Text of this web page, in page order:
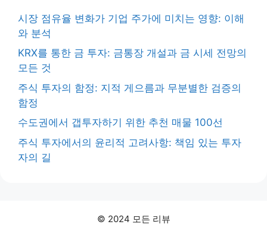
시장 점유율 변화가 기업 주가에 미치는 영향: 이해
와 분석
KRX를 통한 금 투자: 금통장 개설과 금 시세 전망의
모든 것
주식 투자의 함정: 지적 게으름과 무분별한 검증의
함정
수도권에서 갭투자하기 위한 추천 매물 100선
주식 투자에서의 윤리적 고려사항: 책임 있는 투자
자의 길
© 2024 모든 리뷰